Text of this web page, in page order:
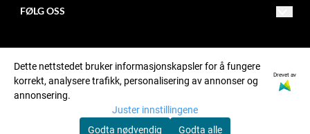
0902 Oslo
Butikk
Kontakt oss
Bonusprogram
Sponsing
Levering
Betaling
Kjøpsbetingelser
FØLG OSS
Instagram
© Fitness Factory, org. number 950642041
Dette nettstedet bruker informasjonskapsler for å fungere
korrekt, analysere trafikk, personalisering av annonser og
annonsering.
Drevet av
Juster innstillingene
Godta nødvendig
Godta alle